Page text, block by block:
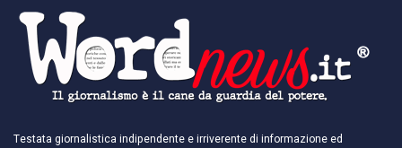
Testata giornalistica indipendente e irriverente di informazione ed